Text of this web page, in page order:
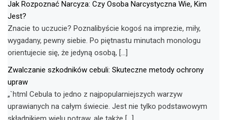
Jak Rozpoznać Narcyza: Czy Osoba Narcystyczna Wie, Kim
Jest?
Znacie to uczucie? Poznalibyście kogoś na imprezie, miły,
wygadany, pewny siebie. Po piętnastu minutach monologu
orientujecie się, że jedyną osobą, […]
Zwalczanie szkodników cebuli: Skuteczne metody ochrony
upraw
„`html Cebula to jedno z najpopularniejszych warzyw
uprawianych na całym świecie. Jest nie tylko podstawowym